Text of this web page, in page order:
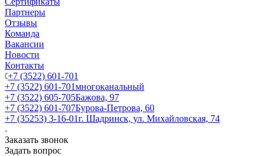
Партнеры
Отзывы
Команда
Вакансии
Новости
Контакты
+7 (3522) 601-701
+7 (3522) 601-701многоканальный
+7 (3522) 605-705Бажова, 97
+7 (3522) 601-707Бурова-Петрова, 60
+7 (35253) 3-16-01г. Шадринск, ул. Михайловская, 74
Заказать звонок
Задать вопрос